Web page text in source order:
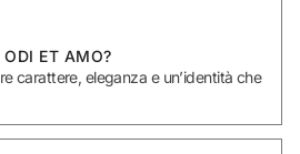
ODI ET AMO?
carattere, eleganza e un’identità che